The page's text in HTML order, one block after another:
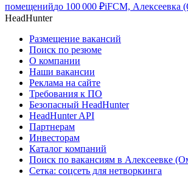
помещенийдо 100 000 ₽iFCM, Алексеевка
HeadHunter
Размещение вакансий
Поиск по резюме
О компании
Наши вакансии
Реклама на сайте
Требования к ПО
Безопасный HeadHunter
HeadHunter API
Партнерам
Инвесторам
Каталог компаний
Поиск по вакансиям в Алексеевке
Сетка: соцсеть для нетворкинга